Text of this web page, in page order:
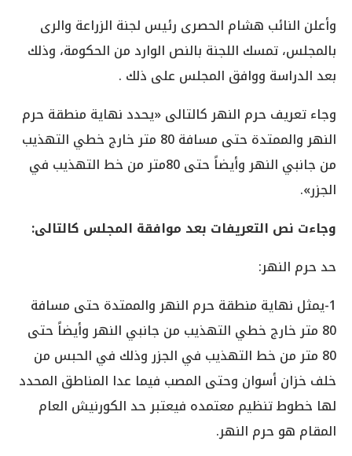
وأعلن النائب هشام الحصرى رئيس لجنة الزراعة والرى
بالمجلس، تمسك اللجنة بالنص الوارد من الحكومة، وذلك
بعد الدراسة ووافق المجلس على ذلك .
وجاء تعريف حرم النهر كالتالى «يحدد نهاية منطقة حرم
النهر والممتدة حتى مسافة 80 متر خارج خطي التهذيب
من جانبي النهر وأيضاً حتى 80متر من خط التهذيب في
الجزر».
وجاءت نص التعريفات بعد موافقة المجلس كالتالى:
حد حرم النهر:
1-يمثل نهاية منطقة حرم النهر والممتدة حتى مسافة
80 متر خارج خطي التهذيب من جانبي النهر وأيضاً حتى
80 متر من خط التهذيب في الجزر وذلك في الحبس من
خلف خزان أسوان وحتى المصب فيما عدا المناطق المحدد
لها خطوط تنظيم معتمده فيعتبر حد الكورنيش العام
المقام هو حرم النهر.